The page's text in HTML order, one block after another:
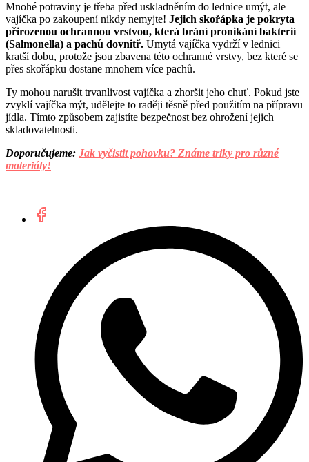
Mnohé potraviny je třeba před uskladněním do lednice umýt, ale
vajíčka po zakoupení nikdy nemyjte! Jejich skořápka je pokryta
přirozenou ochrannou vrstvou, která brání pronikání bakterií
(Salmonella) a pachů dovnitř. Umytá vajíčka vydrží v lednici
kratší dobu, protože jsou zbavena této ochranné vrstvy, bez které se
přes skořápku dostane mnohem více pachů.
Ty mohou narušit trvanlivost vajíčka a zhoršit jeho chuť. Pokud jste
zvyklí vajíčka mýt, udělejte to raději těsně před použitím na přípravu
jídla. Tímto způsobem zajistíte bezpečnost bez ohrožení jejich
skladovatelnosti.
Doporučujeme: Jak vyčistit pohovku? Známe triky pro různé
materiály!